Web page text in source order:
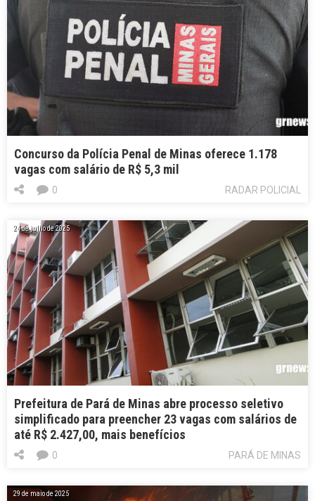
Concurso da Polícia Penal de Minas oferece 1.178
vagas com salário de R$ 5,3 mil
RADAR POLICIAL
0
24 de julho de 2025
Prefeitura de Pará de Minas abre processo seletivo
simplificado para preencher 23 vagas com salários de
até R$ 2.427,00, mais benefícios
PARÁ DE MINAS
0
29 de maio de 2025